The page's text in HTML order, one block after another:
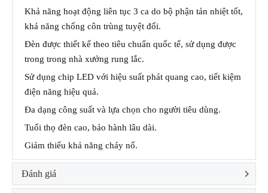
Khả năng hoạt động liên tục 3 ca do bộ phận tản nhiệt tốt,
khả năng chống côn trùng tuyệt đối.
Đèn được thiết kế theo tiêu chuẩn quốc tế, sử dụng được
trong trong nhà xưởng rung lắc.
Sử dụng chip LED với hiệu suất phát quang cao, tiết kiệm
điện năng hiệu quả.
Đa dạng công suất và lựa chọn cho người tiêu dùng.
Tuổi thọ đèn cao, bảo hành lâu dài.
Giảm thiểu khả năng cháy nổ.
Đánh giá